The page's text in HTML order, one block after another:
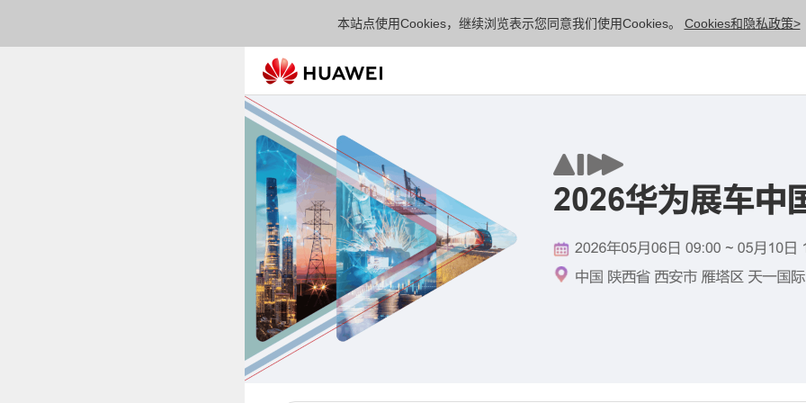
本站点使用Cookies，继续浏览表示您同意我们使用Cookies。 Cookies和隐私政策>